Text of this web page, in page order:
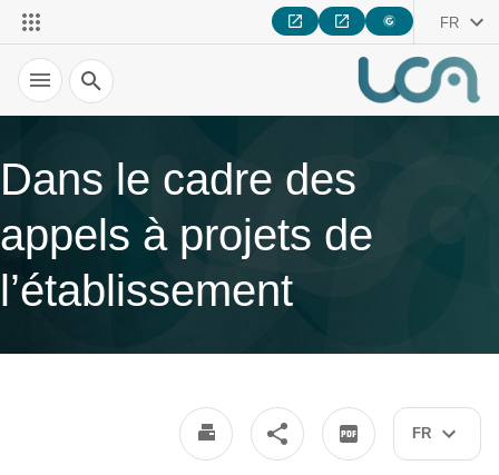
FR
Recherche
Dans le cadre des
appels à projets de
l’établissement
FR